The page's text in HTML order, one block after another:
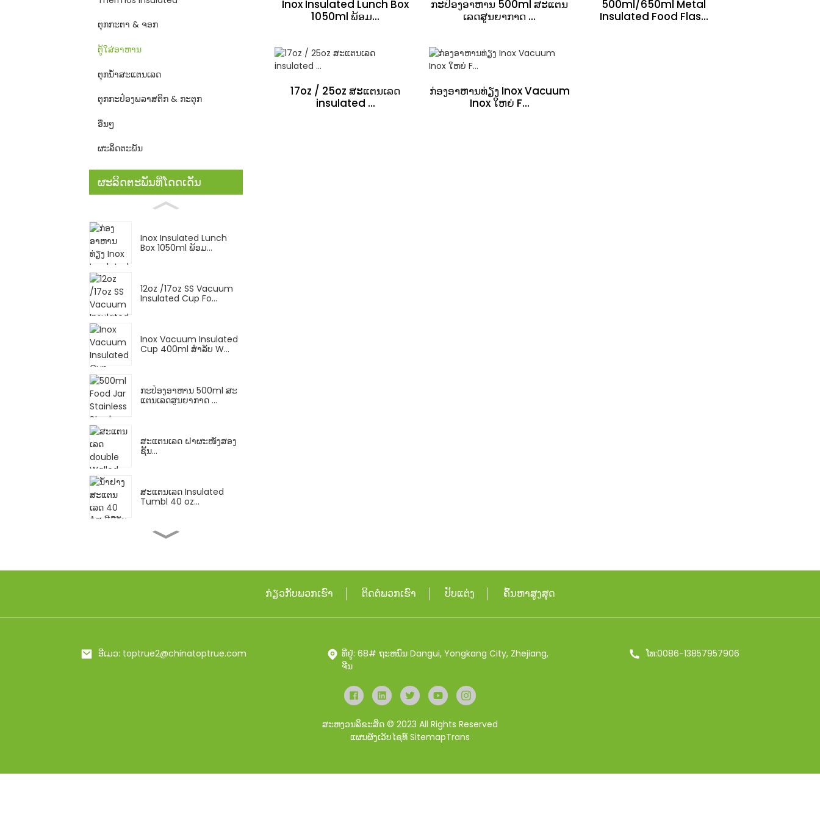
ຕຸກກະຕາ & ຈອກ
ຕູ້ໃສ່ອາຫານ
ຕຸກນ້ຳສະແຕນເລດ
ຕຸກກະປ໋ອງພລາສຕິກ & ກະຕຸກ
ອື່ນໆ
ຜະລິດຕະພັນ
ຜະລິດຕະພັນທີ່ໂດດເດັ່ນ
Inox Insulated Lunch
Box 1050ml ພ້ອມ...
12oz /17oz SS Vacuum
Insulated Cup Fo...
Inox Vacuum Insulated
Cup 400ml ສໍາລັບ W...
ກະປ໋ອງອາຫານ 500ml ສະ
ແຕນເລດສູນຍາກາດ ...
ສະແຕນເລດ ຝາຜະໜັງສອງ
ຊັ້ນ...
ສະແຕນເລດ Insulated
Tumbl 40 oz...
18/10 ສະແຕນເລດ
ອໍສ...
Inox Insulated Lunch Box
1050ml ພ້ອມ...
ກະປ໋ອງອາຫານ 500ml ສະແຕນ
ເລດສູນຍາກາດ ...
500ml/650ml Metal
Insulated Food Flas...
17oz / 25oz ສະແຕນເລດ
insulated ...
ກ່ອງອາຫານທ່ຽງ Inox Vacuum
Inox ໃຫຍ່ F...
ກ່ຽວ​ກັບ​ພວກ​ເຮົາ ຕິດ​ຕໍ່​ພວກ​ເຮົາ ປັບແຕ່ງ ຄົ້ນຫາສູງສຸດ
ອີເມວ: toptrue2@chinatoptrue.com
ທີ່ຢູ່: 68# ຖະຫນົນ Dangui, Yongkang City, Zhejiang,
ຈີນ
ໂທ:0086-13857957906
ສະຫງວນລິຂະສິດ © 2023 All Rights Reserved
ແຜນຜັງເວັບໄຊທ໌ SitemapTrans